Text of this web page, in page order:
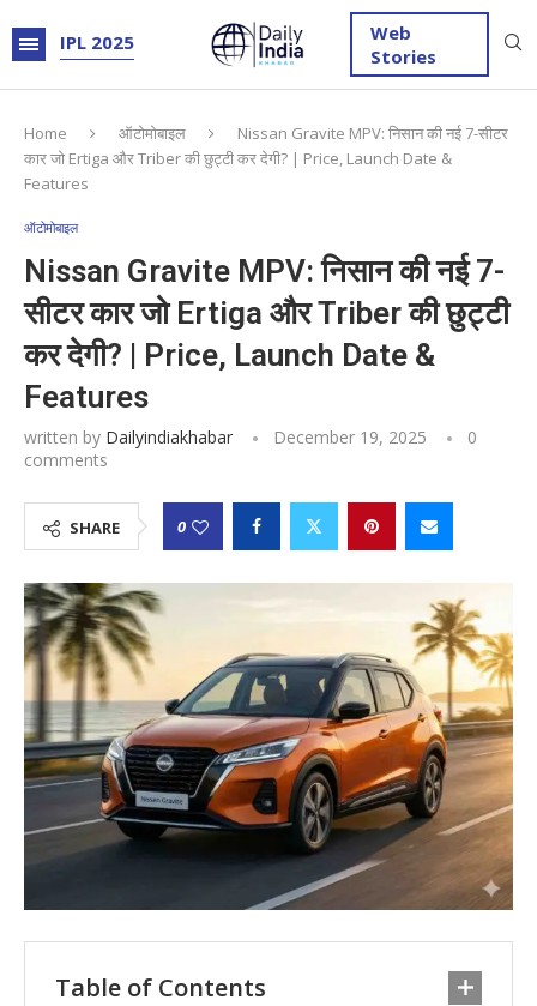
IPL 2025
Web
Stories
Home ऑटोमोबाइल
Nissan Gravite MPV: निसान की नई 7-सीटर
कार जो Ertiga और Triber की छुट्टी कर देगी? | Price, Launch Date &
Features
ऑटोमोबाइल
Nissan Gravite MPV: निसान की नई 7-
सीटर कार जो Ertiga और Triber की छुट्टी
कर देगी? | Price, Launch Date &
Features
written by Dailyindiakhabar December 19, 2025
0
comments
SHARE 0
Table of Contents